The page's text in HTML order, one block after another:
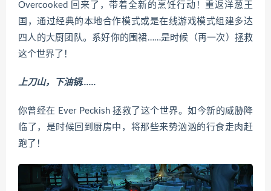
Overcooked 回来了，带着全新的烹饪行动！重返洋葱王
国，通过经典的本地合作模式或是在线游戏模式组建多达
四人的大厨团队。系好你的围裙……是时候（再一次）拯救
这个世界了！
上刀山，下油锅……
你曾经在 Ever Peckish 拯救了这个世界。如今新的威胁降
临了，是时候回到厨房中，将那些来势汹汹的行食走肉赶
跑了！